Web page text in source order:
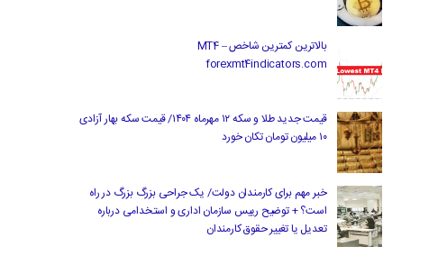
بالاترین کمترین شاخص MT4 –
forexmt4indicators.com
قیمت جدید طلا و سکه ۱۲ مهرماه ۱۴۰۴/ قیمت سکه بهار آزادی
۱۰ میلیون تومان تکان خورد
خبر مهم برای کارمندان دولت/ یک جراحی بزرگ بزرگ در راه
است؟ + توضیح رییس سازمان اداری و استخدامی درباره
تعدیل یا تغییر حقوق کارمندان